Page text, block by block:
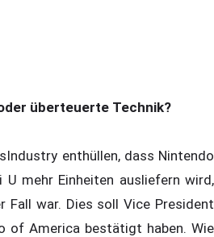
überteuerte Technik?
enthüllen, dass Nintendo
mehr Einheiten ausliefern wird,
Fall war. Dies soll Vice President
of America bestätigt haben. Wie